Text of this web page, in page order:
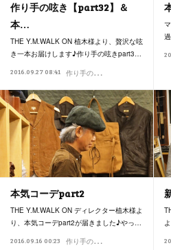
作り手の呟き【part32】＆
本…
THE Y.M.WALK ON 植木様より、贅沢な呟
き一本お届けします♪作り手の呟きpart3…
2016.09.27 08:41
作
り手の呟き
本気コーデpart2
THE Y.M.WALK ON ディレクター植木様よ
り、本気コーデpart2が届きました♪やっ…
2016.09.16 00:23
作
り手の本気コーデ